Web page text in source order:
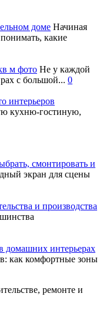
доме Начиная
какие
м фото Не у каждой
с большой... 0
интерьеров
кухню-гостиную,
смонтировать и
экран для сцены
и производства
домашних интерьерах
как комфортные зоны
ремонте и